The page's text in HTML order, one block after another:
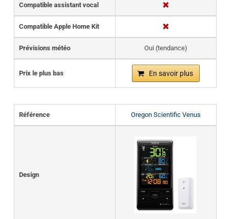
Compatible assistant vocal
Compatible Apple Home Kit
Prévisions météo Oui (tendance)
Prix le plus bas En savoir plus
Référence Oregon Scientific Venus
Design